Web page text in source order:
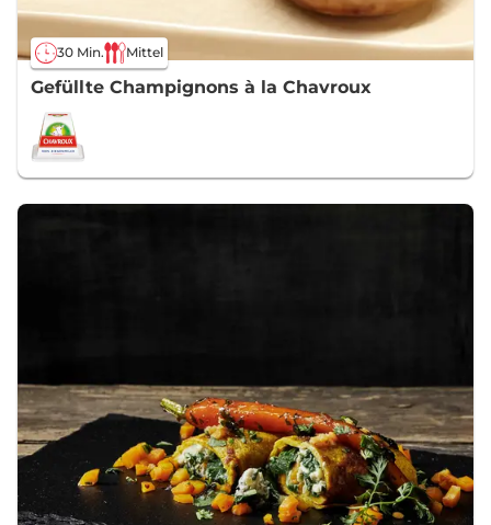
30 Min. Mittel
Gefüllte Champignons à la Chavroux